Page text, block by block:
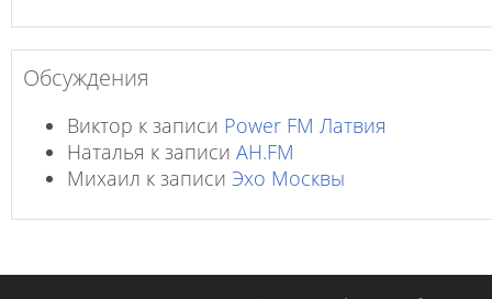
Обсуждения
Виктор к записи Power FM Латвия
Наталья к записи AH.FM
Михаил к записи Эхо Москвы